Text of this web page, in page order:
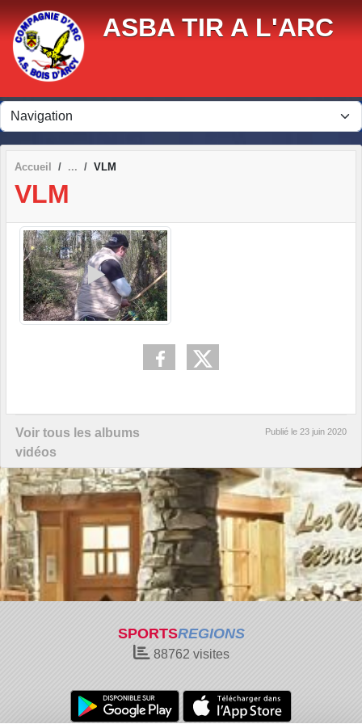
ASBA TIR A L'ARC
Accueil VLM
VLM
Voir tous les albums
vidéos
Publié le 23 juin 2020
SPORTSREGIONS
88762 visites
Panneau de gestion des cookies